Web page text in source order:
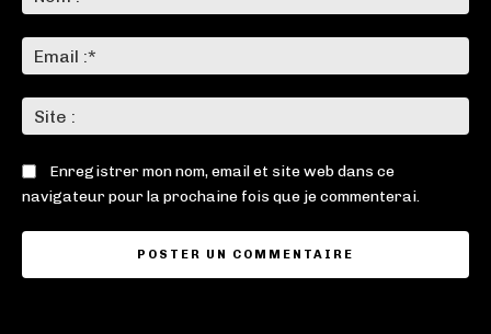
:*
:*
:
Enregistrer mon nom, email et site web dans ce
navigateur pour la prochaine fois que je commenterai.